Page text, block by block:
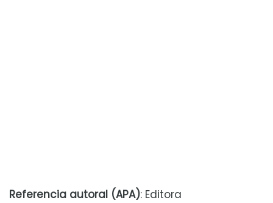
Referencia autoral (APA): Editora